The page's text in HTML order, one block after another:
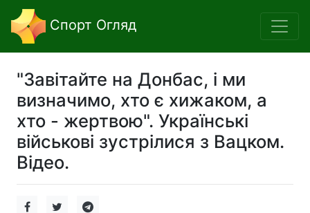
Спорт Огляд
"Завітайте на Донбас, і ми
визначимо, хто є хижаком, а
хто - жертвою". Українські
військові зустрілися з Вацком.
Відео.